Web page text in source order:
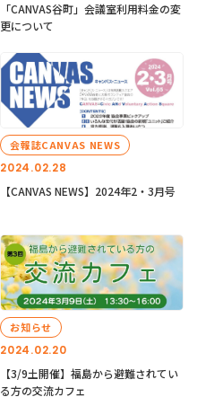
「CANVAS谷町」会議室利用料金の変
更について
2024.02.28
会報誌CANVAS NEWS
【CANVAS NEWS】2024年2・3月号
2024.02.20
お知らせ
【3/9土開催】福島から避難されてい
る方の交流カフェ